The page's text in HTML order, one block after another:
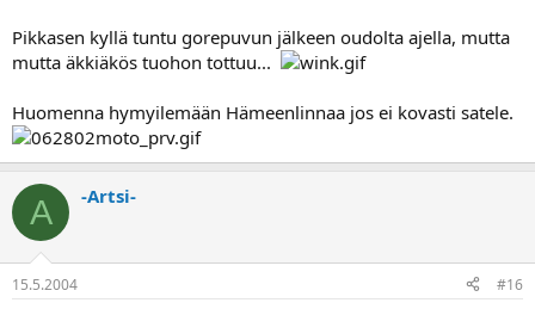
Pikkasen kyllä tuntu gorepuvun jälkeen oudolta ajella, mutta
mutta äkkiäkös tuohon tottuu...
Huomenna hymyilemään Hämeenlinnaa jos ei kovasti satele.
A -Artsi-
15.5.2004 #16